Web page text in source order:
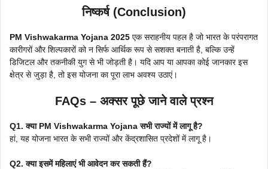
निष्कर्ष (Conclusion)
PM Vishwakarma Yojana 2025 एक सराहनीय पहल है जो भारत के परंपरागत
कारीगरों और शिल्पकारों को न सिर्फ आर्थिक रूप से सशक्त बनाती है, बल्कि उन्हें
डिजिटल और तकनीकी युग से भी जोड़ती है। यदि आप या आपका कोई जानकार इस
क्षेत्र से जुड़ा है, तो इस योजना का पूरा लाभ अवश्य उठाएं।
FAQs – अक्सर पूछे जाने वाले प्रश्न
Q1. क्या PM Vishwakarma Yojana सभी राज्यों में लागू है?
हां, यह योजना भारत के सभी राज्यों और केंद्रशासित प्रदेशों में लागू है।
Q2. क्या इसमें महिलाएं भी आवेदन कर सकती हैं?